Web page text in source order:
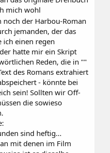
mich wohl
noch der Harbou-Roman
jemanden, der das
ich einen regen
der hatte mir ein Skript
Reden, die in ""
des Romans extrahiert
- könnte bei
sein! Sollten wir Off-
die sowieso
sind heftig...
mit denen im Film